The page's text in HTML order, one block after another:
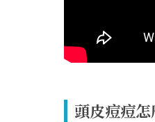
頭皮痘痘